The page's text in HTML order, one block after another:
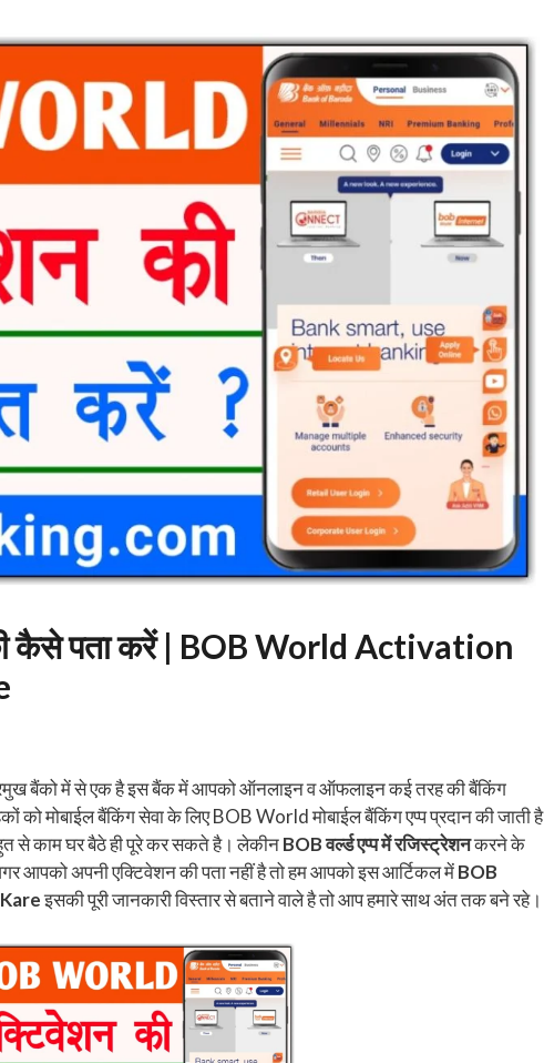
कैसे पता करें | BOB World Activation
बैंको में से एक है इस बैंक में आपको ऑनलाइन व ऑफलाइन कई तरह की बैंकिंग
को मोबाईल बैंकिंग सेवा के लिए BOB World मोबाईल बैंकिंग एप्प प्रदान की जाती है
काम घर बैठे ही पूरे कर सकते है। लेकीनBOB वर्ल्ड एप्प में रजिस्ट्रेशनकरने के
आपको अपनी एक्टिवेशन की पता नहीं है तो हम आपको इस आर्टिकल मेंBOB
इसकी पूरी जानकारी विस्तार से बताने वाले है तो आप हमारे साथ अंत तक बने रहे।